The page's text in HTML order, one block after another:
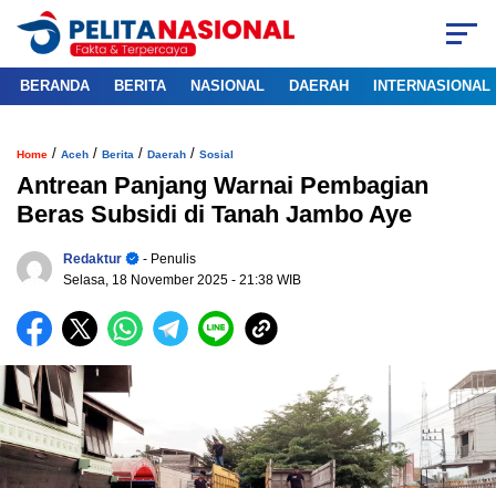
BERANDA BERITA NASIONAL DAERAH INTERNASIONAL
Home / Aceh / Berita / Daerah / Sosial
Antrean Panjang Warnai Pembagian
Beras Subsidi di Tanah Jambo Aye
Redaktur
- Penulis
Selasa, 18 November 2025 - 21:38 WIB